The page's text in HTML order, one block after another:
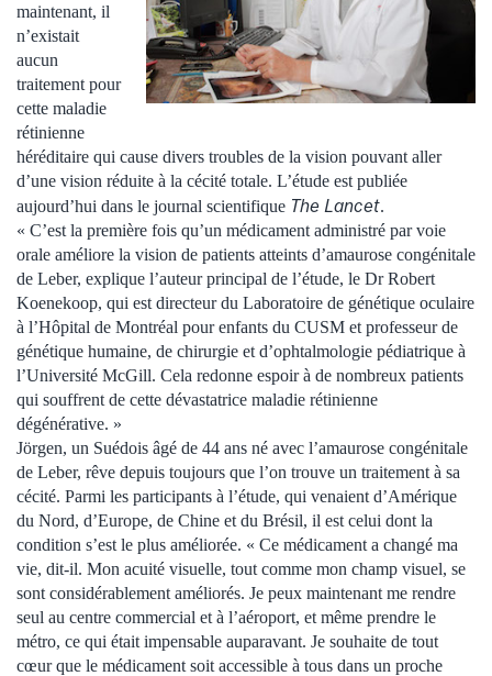
maintenant, il
n’existait
aucun
traitement pour
cette maladie
rétinienne
héréditaire qui cause divers troubles de la vision pouvant aller
d’une vision réduite à la cécité totale. L’étude est publiée
aujourd’hui dans le journal scientifique The Lancet.
« C’est la première fois qu’un médicament administré par voie
orale améliore la vision de patients atteints d’amaurose congénitale
de Leber, explique l’auteur principal de l’étude, le Dr Robert
Koenekoop, qui est directeur du Laboratoire de génétique oculaire
à l’Hôpital de Montréal pour enfants du CUSM et professeur de
génétique humaine, de chirurgie et d’ophtalmologie pédiatrique à
l’Université McGill. Cela redonne espoir à de nombreux patients
qui souffrent de cette dévastatrice maladie rétinienne
dégénérative. »
Jörgen, un Suédois âgé de 44 ans né avec l’amaurose congénitale
de Leber, rêve depuis toujours que l’on trouve un traitement à sa
cécité. Parmi les participants à l’étude, qui venaient d’Amérique
du Nord, d’Europe, de Chine et du Brésil, il est celui dont la
condition s’est le plus améliorée. « Ce médicament a changé ma
vie, dit-il. Mon acuité visuelle, tout comme mon champ visuel, se
sont considérablement améliorés. Je peux maintenant me rendre
seul au centre commercial et à l’aéroport, et même prendre le
métro, ce qui était impensable auparavant. Je souhaite de tout
cœur que le médicament soit accessible à tous dans un proche